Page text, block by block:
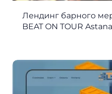
Лендинг барного
BEAT ON TOUR